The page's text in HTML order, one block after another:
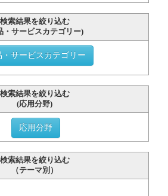
検索結果を絞り込む
・サービスカテゴリー)
・サービスカテゴリー
検索結果を絞り込む
(応用分野)
応用分野
検索結果を絞り込む
（テーマ別）